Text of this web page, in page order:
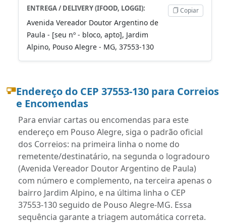
ENTREGA / DELIVERY (IFOOD, LOGGI):
Avenida Vereador Doutor Argentino de
Paula - [seu nº - bloco, apto], Jardim
Alpino, Pouso Alegre - MG, 37553-130
Copiar
Endereço do CEP 37553-130 para Correios
e Encomendas
Para enviar cartas ou encomendas para este
endereço em Pouso Alegre, siga o padrão oficial
dos Correios: na primeira linha o nome do
remetente/destinatário, na segunda o logradouro
(Avenida Vereador Doutor Argentino de Paula)
com número e complemento, na terceira apenas o
bairro Jardim Alpino, e na última linha o CEP
37553-130 seguido de Pouso Alegre-MG. Essa
sequência garante a triagem automática correta.